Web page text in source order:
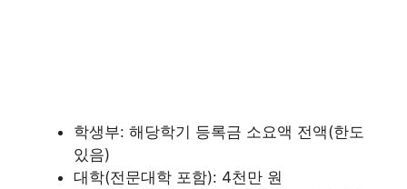
학생부: 해당학기 등록금 소요액 전액(한도
있음)
대학(전문대학 포함): 4천만 원